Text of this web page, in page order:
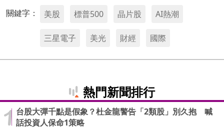
關鍵字： 美股 標普500 晶片股 AI熱潮
三星電子 美光 財經 國際
熱門新聞排行
台股大彈千點是假象？杜金龍警告「2類股」別久抱 喊
話投資人保命1策略